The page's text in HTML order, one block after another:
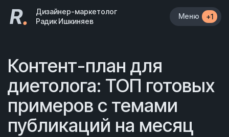
R.
Дизайнер-маркетолог
Радик Ишкиняев
Меню +1
Контент-план для
диетолога: ТОП готовых
примеров с темами
публикаций на месяц